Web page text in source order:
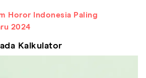
Horor Indonesia Paling
2024
Kalkulator